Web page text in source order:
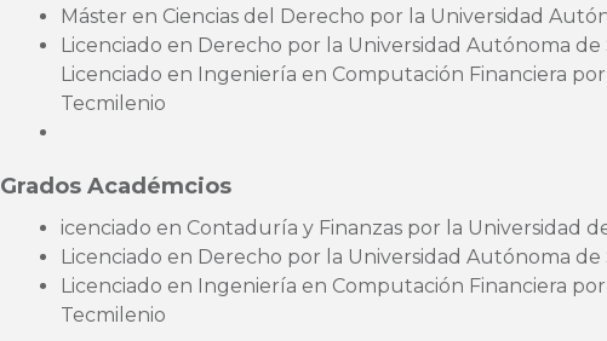
Máster en Ciencias del Derecho por la Universidad
Licenciado en Derecho por la Universidad Autónoma de
Licenciado en Ingeniería en Computación Financiera
Tecmilenio
Grados Académcios
icenciado en Contaduría y Finanzas por la Universidad
Licenciado en Derecho por la Universidad Autónoma de
Licenciado en Ingeniería en Computación Financiera
Tecmilenio